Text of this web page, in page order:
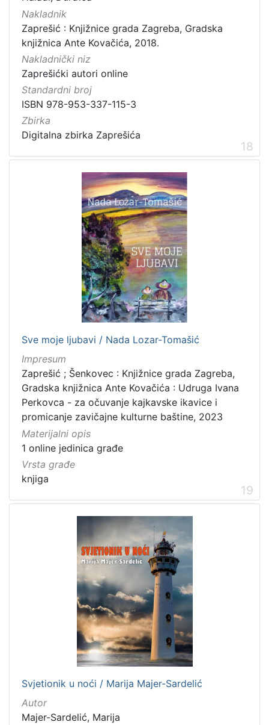
Nakladnik
Zaprešić : Knjižnice grada Zagreba, Gradska
knjižnica Ante Kovačića, 2018.
Nakladnički niz
Zaprešićki autori online
Standardni broj
ISBN 978-953-337-115-3
Zbirka
Digitalna zbirka Zaprešića
18
Sve moje ljubavi / Nada Lozar-Tomašić
Impresum
Zaprešić ; Šenkovec : Knjižnice grada Zagreba,
Gradska knjižnica Ante Kovačića : Udruga Ivana
Perkovca - za očuvanje kajkavske ikavice i
promicanje zavičajne kulturne baštine, 2023
Materijalni opis
1 online jedinica građe
Vrsta građe
knjiga
19
Svjetionik u noći / Marija Majer-Sardelić
Autor
Majer-Sardelić, Marija